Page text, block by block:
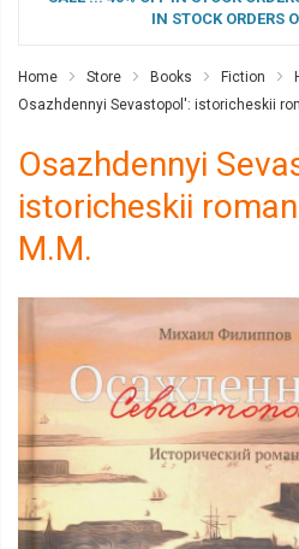
IN STOCK ORDERS
Home Store Books Fiction
Osazhdennyi Sevastopol': istoricheskii
Osazhdennyi
istoricheskii
M.M.